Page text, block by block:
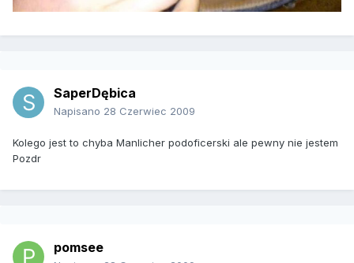
SaperDębica
Napisano 28 Czerwiec 2009
Kolego jest to chyba Manlicher podoficerski ale pewny nie jestem
Pozdr
pomsee